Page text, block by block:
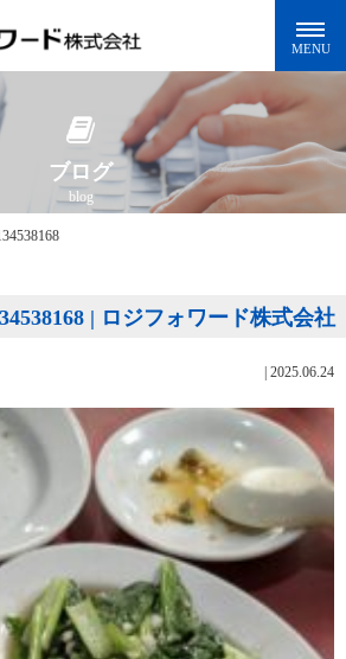
ブログ
blog
| ロジフォワード株式会社
2025.06.24